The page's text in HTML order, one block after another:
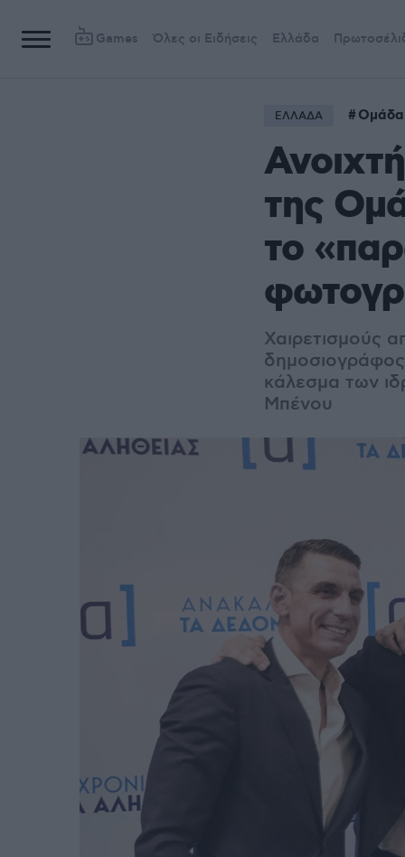
Games Όλες οι Ειδήσεις Ελλάδα
ΕΛΛΑΔΑ Ομάδα
της
το
Χαιρετισμούς
κάλεσμα των
Μπένου